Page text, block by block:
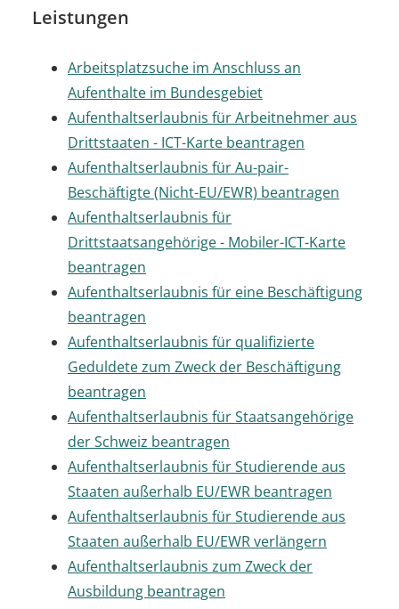
Leistungen
Arbeitsplatzsuche im Anschluss an
Aufenthalte im Bundesgebiet
Aufenthaltserlaubnis für Arbeitnehmer aus
Drittstaaten - ICT-Karte beantragen
Aufenthaltserlaubnis für Au-pair-
Beschäftigte (Nicht-EU/EWR) beantragen
Aufenthaltserlaubnis für
Drittstaatsangehörige - Mobiler-ICT-Karte
beantragen
Aufenthaltserlaubnis für eine Beschäftigung
beantragen
Aufenthaltserlaubnis für qualifizierte
Geduldete zum Zweck der Beschäftigung
beantragen
Aufenthaltserlaubnis für Staatsangehörige
der Schweiz beantragen
Aufenthaltserlaubnis für Studierende aus
Staaten außerhalb EU/EWR beantragen
Aufenthaltserlaubnis für Studierende aus
Staaten außerhalb EU/EWR verlängern
Aufenthaltserlaubnis zum Zweck der
Ausbildung beantragen